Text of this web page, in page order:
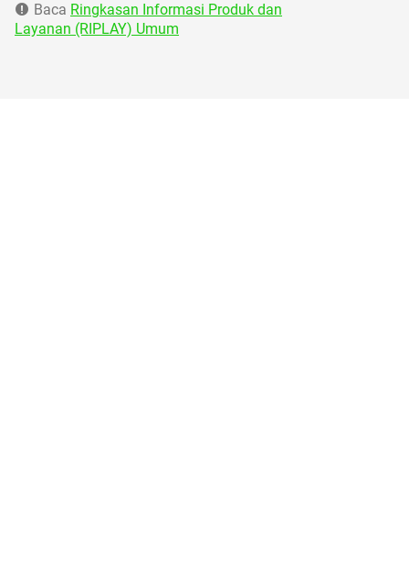
Baca Ringkasan Informasi Produk dan
Layanan (RIPLAY) Umum